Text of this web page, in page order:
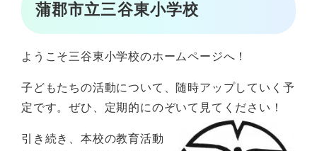
蒲郡市立三谷東小学校
ようこそ三谷東小学校のホームページへ！
子どもたちの活動について、随時アップしていく予
定です。ぜひ、定期的にのぞいて見てください！
引き続き、本校の教育活動